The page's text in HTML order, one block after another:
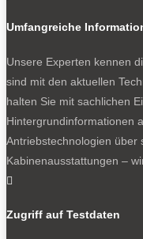
Umfangreiche
Unsere Experten kennen
sind mit den aktuellen
halten Sie mit sachlichen
Hintergrundinformationen
Antriebstechnologien über
Kabinenausstattungen –

Zugriff auf Testdaten